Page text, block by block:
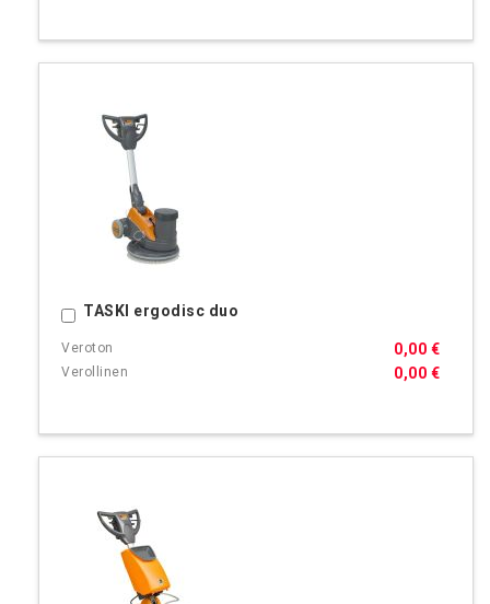
TASKI ergodisc duo
0,00 €
0,00 €
Ostoskoriin